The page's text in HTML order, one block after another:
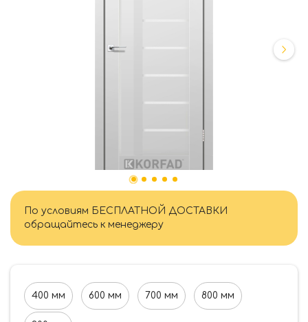
По условиям БЕСПЛАТНОЙ ДОСТАВКИ
обращайтесь к менеджеру
400 мм 600 мм 700 мм 800 мм